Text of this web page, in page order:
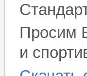
Просим
и